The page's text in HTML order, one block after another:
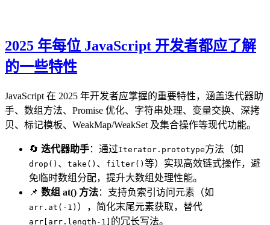
2025 年每位 JavaScript 开发者都应了解
的一些特性
JavaScript 在 2025 年开发者应掌握的重要特性，涵盖迭代器助
手、数组方法、Promise 优化、字符串处理、变量交换、深拷
贝、标记模板、WeakMap/WeakSet 及集合操作等现代功能。
🔄 迭代器助手：通过Iterator.prototype方法（如
drop() 、 take() 、 filter() 等）实现高效链式操作，避
免临时数组分配，提升大数组处理性能。
📌 数组 at() 方法：支持负索引访问元素（如
arr.at(-1) ），简化末尾元素获取，替代
arr[arr.length-1] 的冗长写法。